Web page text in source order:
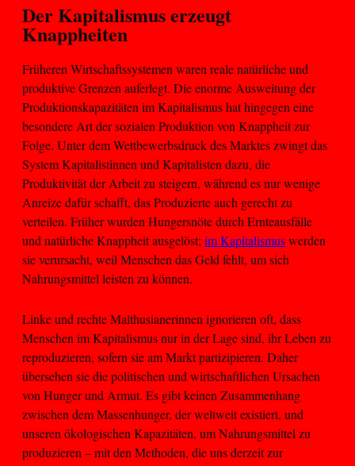
Der Kapitalismus erzeugt
Knappheiten
Früheren Wirtschaftssystemen waren reale natürliche und
produktive Grenzen auferlegt. Die enorme Ausweitung der
Produktionskapazitäten im Kapitalismus hat hingegen eine
besondere Art der sozialen Produktion von Knappheit zur
Folge. Unter dem Wettbewerbsdruck des Marktes zwingt das
System Kapitalistinnen und Kapitalisten dazu, die
Produktivität der Arbeit zu steigern, während es nur wenige
Anreize dafür schafft, das Produzierte auch gerecht zu
verteilen. Früher wurden Hungersnöte durch Ernteausfälle
und natürliche Knappheit ausgelöst; im Kapitalismuswerden
sie verursacht, weil Menschen das Geld fehlt, um sich
Nahrungsmittel leisten zu können.
Linke und rechte Malthusianerinnen ignorieren oft, dass
Menschen im Kapitalismus nur in der Lage sind, ihr Leben zu
reproduzieren, sofern sie am Markt partizipieren. Daher
übersehen sie die politischen und wirtschaftlichen Ursachen
von Hunger und Armut. Es gibt keinen Zusammenhang
zwischen dem Massenhunger, der weltweit existiert, und
unseren ökologischen Kapazitäten, um Nahrungsmittel zu
produzieren – mit den Methoden, die uns derzeit zur